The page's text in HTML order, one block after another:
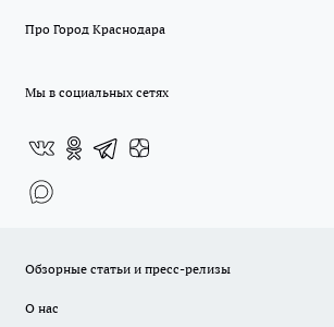
Про Город Краснодара
Мы в социальных сетях
Обзорные статьи и пресс-релизы
О нас